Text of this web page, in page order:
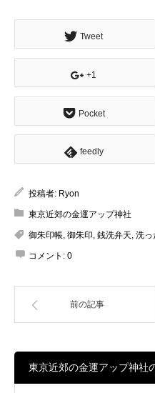
Tweet
+1
Pocket
feedly
投稿者: Ryon
東京近郊の金運アップ神社
御朱印帳 御朱印 銭洗弁天 洗っ
コメント: 0
前の記事
東京近郊の金運アップ神社